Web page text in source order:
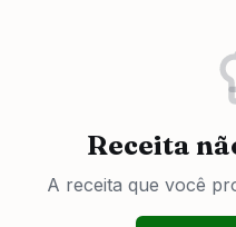
Receita
A receita que você